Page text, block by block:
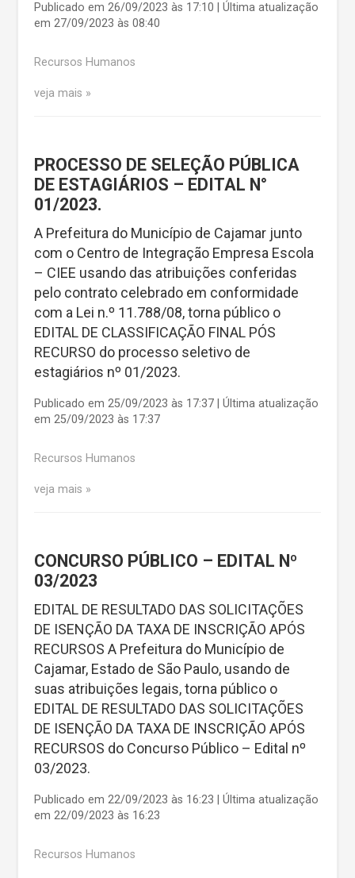
Publicado em 26/09/2023 às 17:10 | Última atualização
em 27/09/2023 às 08:40
Recursos Humanos
veja mais
PROCESSO DE SELEÇÃO PÚBLICA
DE ESTAGIÁRIOS – EDITAL N°
01/2023.
A Prefeitura do Município de Cajamar junto
com o Centro de Integração Empresa Escola
– CIEE usando das atribuições conferidas
pelo contrato celebrado em conformidade
com a Lei n.º 11.788/08, torna público o
EDITAL DE CLASSIFICAÇÃO FINAL PÓS
RECURSO do processo seletivo de
estagiários nº 01/2023.
Publicado em 25/09/2023 às 17:37 | Última atualização
em 25/09/2023 às 17:37
Recursos Humanos
veja mais
CONCURSO PÚBLICO – EDITAL Nº
03/2023
EDITAL DE RESULTADO DAS SOLICITAÇÕES
DE ISENÇÃO DA TAXA DE INSCRIÇÃO APÓS
RECURSOS A Prefeitura do Município de
Cajamar, Estado de São Paulo, usando de
suas atribuições legais, torna público o
EDITAL DE RESULTADO DAS SOLICITAÇÕES
DE ISENÇÃO DA TAXA DE INSCRIÇÃO APÓS
RECURSOS do Concurso Público – Edital nº
03/2023.
Publicado em 22/09/2023 às 16:23 | Última atualização
em 22/09/2023 às 16:23
Recursos Humanos